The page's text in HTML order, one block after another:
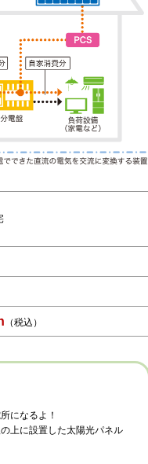
（税込）
になるよ！
上に設置した太陽光パネル